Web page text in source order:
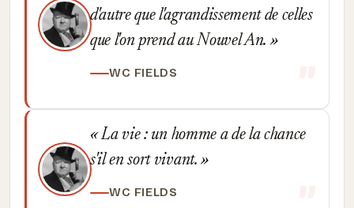
d'autre que l'agrandissement de celles
que l'on prend au Nouvel An.
WC FIELDS
La vie : un homme a de la chance
s'il en sort vivant.
WC FIELDS